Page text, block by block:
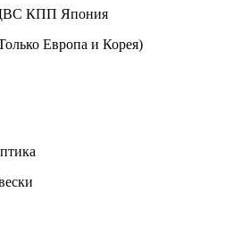
КПП Япония
Европа и Корея)